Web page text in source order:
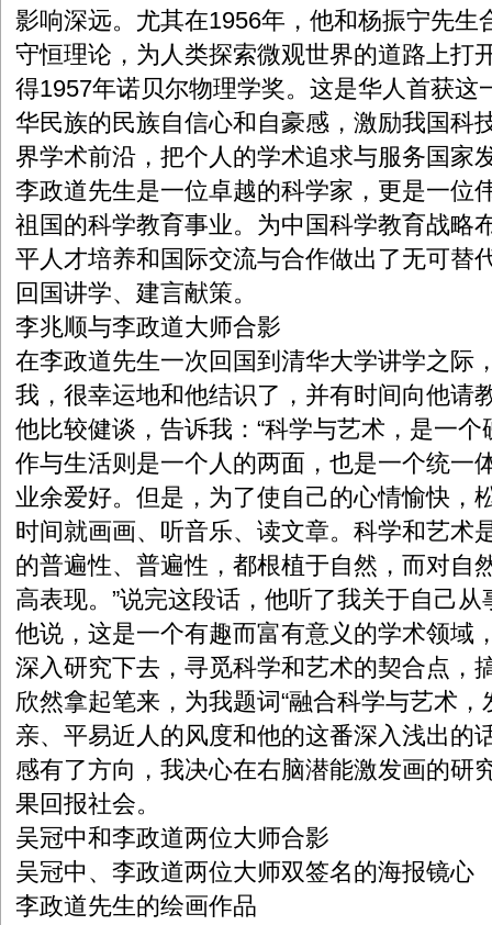
影响深远。尤其在1956年，他和杨振宁先
守恒理论，为人类探索微观世界的道路上打
得1957年诺贝尔物理学奖。这是华人首获
华民族的民族自信心和自豪感，激励我国科
界学术前沿，把个人的学术追求与服务国家
李政道先生是一位卓越的科学家，更是一位
祖国的科学教育事业。为中国科学教育战略
平人才培养和国际交流与合作做出了无可替
回国讲学、建言献策。
李兆顺与李政道大师合影
在李政道先生一次回国到清华大学讲学之际
我，很幸运地和他结识了，并有时间向他请
他比较健谈，告诉我：“科学与艺术，是一
作与生活则是一个人的两面，也是一个统一
业余爱好。但是，为了使自己的心情愉快，
时间就画画、听音乐、读文章。科学和艺术
的普遍性、普遍性，都根植于自然，而对自
高表现。”说完这段话，他听了我关于自己从
他说，这是一个有趣而富有意义的学术领域
深入研究下去，寻觅科学和艺术的契合点，
欣然拿起笔来，为我题词“融合科学与艺术
亲、平易近人的风度和他的这番深入浅出的
感有了方向，我决心在右脑潜能激发画的研
果回报社会。
吴冠中和李政道两位大师合影
吴冠中、李政道两位大师双签名的海报镜心
李政道先生的绘画作品